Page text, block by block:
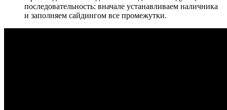
последовательность: вначале устанавливаем наличника
и заполняем сайдингом все промежутки.